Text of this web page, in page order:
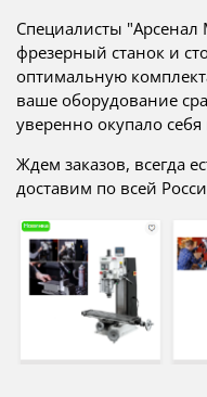
Специалисты "Арсенал
фрезерный станок и
оптимальную
ваше оборудование
уверенно окупало себя
Ждем заказов, всегда
доставим по всей